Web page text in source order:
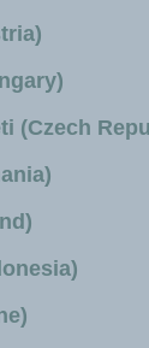
(Czech